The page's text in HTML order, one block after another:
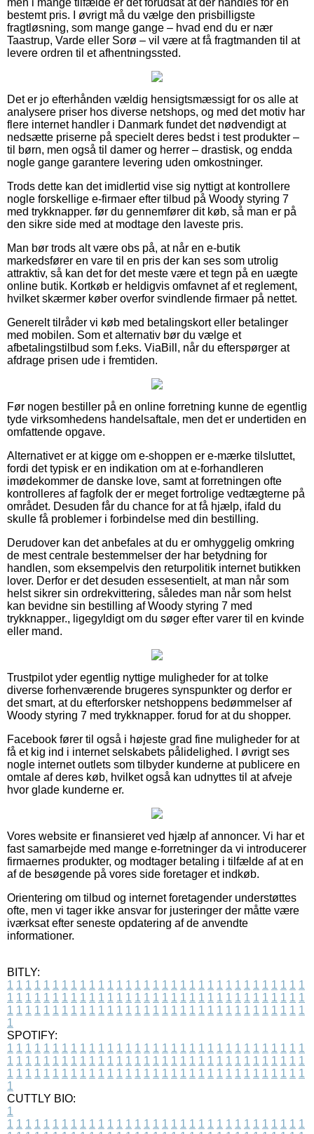
bestemt pris. I øvrigt må du vælge den prisbilligste
fragtløsning, som mange gange – hvad end du er nær
Taastrup, Varde eller Sorø – vil være at få fragtmanden til at
levere ordren til et afhentningssted.
Det er jo efterhånden vældig hensigtsmæssigt for os alle at
analysere priser hos diverse netshops, og med det motiv har
flere internet handler i Danmark fundet det nødvendigt at
nedsætte priserne på specielt deres bedst i test produkter –
til børn, men også til damer og herrer – drastisk, og endda
nogle gange garantere levering uden omkostninger.
Trods dette kan det imidlertid vise sig nyttigt at kontrollere
nogle forskellige e-firmaer efter tilbud på Woody styring 7
med trykknapper. før du gennemfører dit køb, så man er på
den sikre side med at modtage den laveste pris.
Man bør trods alt være obs på, at når en e-butik
markedsfører en vare til en pris der kan ses som utrolig
attraktiv, så kan det for det meste være et tegn på en uægte
online butik. Kortkøb er heldigvis omfavnet af et reglement,
hvilket skærmer køber overfor svindlende firmaer på nettet.
Generelt tilråder vi køb med betalingskort eller betalinger
med mobilen. Som et alternativ bør du vælge et
afbetalingstilbud som f.eks. ViaBill, når du efterspørger at
afdrage prisen ude i fremtiden.
Før nogen bestiller på en online forretning kunne de egentlig
tyde virksomhedens handelsaftale, men det er undertiden en
omfattende opgave.
Alternativet er at kigge om e-shoppen er e-mærke tilsluttet,
fordi det typisk er en indikation om at e-forhandleren
imødekommer de danske love, samt at forretningen ofte
kontrolleres af fagfolk der er meget fortrolige vedtægterne på
området. Desuden får du chance for at få hjælp, ifald du
skulle få problemer i forbindelse med din bestilling.
Derudover kan det anbefales at du er omhyggelig omkring
de mest centrale bestemmelser der har betydning for
handlen, som eksempelvis den returpolitik internet butikken
lover. Derfor er det desuden essesentielt, at man når som
helst sikrer sin ordrekvittering, således man når som helst
kan bevidne sin bestilling af Woody styring 7 med
trykknapper., ligegyldigt om du søger efter varer til en kvinde
eller mand.
Trustpilot yder egentlig nyttige muligheder for at tolke
diverse forhenværende brugeres synspunkter og derfor er
det smart, at du efterforsker netshoppens bedømmelser af
Woody styring 7 med trykknapper. forud for at du shopper.
Facebook fører til også i højeste grad fine muligheder for at
få et kig ind i internet selskabets pålidelighed. I øvrigt ses
nogle internet outlets som tilbyder kunderne at publicere en
omtale af deres køb, hvilket også kan udnyttes til at afveje
hvor glade kunderne er.
Vores website er finansieret ved hjælp af annoncer. Vi har et
fast samarbejde med mange e-forretninger da vi introducerer
firmaernes produkter, og modtager betaling i tilfælde af at en
af de besøgende på vores side foretager et indkøb.
Orientering om tilbud og internet foretagender understøttes
ofte, men vi tager ikke ansvar for justeringer der måtte være
iværksat efter seneste opdatering af de anvendte
informationer.
BITLY:
1 1 1 1 1 1 1 1 1 1 1 1 1 1 1 1 1 1 1 1 1 1 1 1 1 1 1 1 1 1 1 1 1
1 1 1 1 1 1 1 1 1 1 1 1 1 1 1 1 1 1 1 1 1 1 1 1 1 1 1 1 1 1 1 1 1
1 1 1 1 1 1 1 1 1 1 1 1 1 1 1 1 1 1 1 1 1 1 1 1 1 1 1 1 1 1 1 1 1
1
SPOTIFY:
1 1 1 1 1 1 1 1 1 1 1 1 1 1 1 1 1 1 1 1 1 1 1 1 1 1 1 1 1 1 1 1 1
1 1 1 1 1 1 1 1 1 1 1 1 1 1 1 1 1 1 1 1 1 1 1 1 1 1 1 1 1 1 1 1 1
1 1 1 1 1 1 1 1 1 1 1 1 1 1 1 1 1 1 1 1 1 1 1 1 1 1 1 1 1 1 1 1 1
1
CUTTLY BIO:
1
1 1 1 1 1 1 1 1 1 1 1 1 1 1 1 1 1 1 1 1 1 1 1 1 1 1 1 1 1 1 1 1 1